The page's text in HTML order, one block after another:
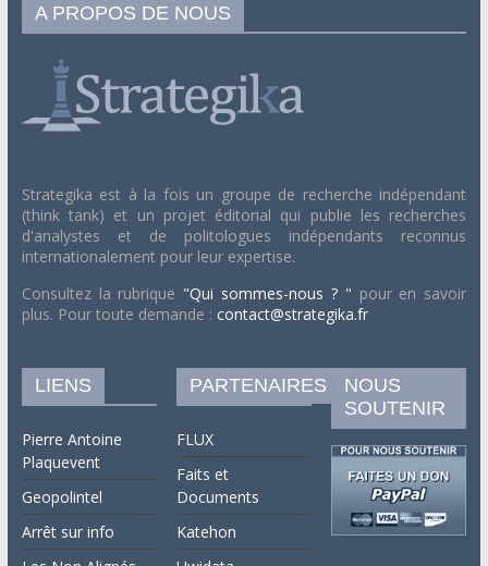
A PROPOS DE NOUS
Strategika est à la fois un groupe de recherche indépendant
(think tank) et un projet éditorial qui publie les recherches
d'analystes et de politologues indépendants reconnus
internationalement pour leur expertise.
Consultez la rubrique "Qui sommes-nous ? " pour en savoir
plus. Pour toute demande : contact@strategika.fr
LIENS
Pierre Antoine
Plaquevent
Geopolintel
Arrêt sur info
PARTENAIRES
FLUX
Faits et
Documents
Katehon
NOUS
SOUTENIR